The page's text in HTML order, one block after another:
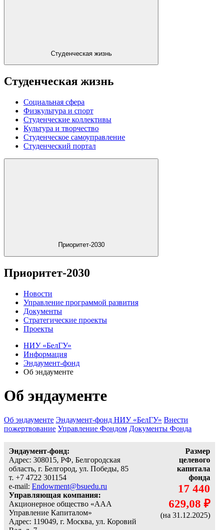
Студенческая жизнь
Студенческая жизнь
Социальная сфера
Физкультура и спорт
Студенческие коллективы
Культура и творчество
Студенческое самоуправление
Студенческий портал
Приоритет-2030
Приоритет-2030
Новости
Управление программой развития
Документы
Стратегические проекты
Проекты
НИУ «БелГУ»
Информация
Эндаумент-фонд
Об эндаументе
Об эндаументе
Об эндаументе Эндаумент-фонд НИУ «БелГУ» Внести
пожертвование Управление Фондом Документы Фонда
Эндаумент-фонд:
Адрес: 308015, РФ, Белгородская
область, г. Белгород, ул. Победы, 85
т. +7 4722 301154
e-mail: Endowment@bsuedu.ru
Управляющая компания:
Акционерное общество «ААА
Управление Капиталом»
Адрес: 119049, г. Москва, ул. Коровий
Размер
целевого
капитала
фонда
17 440
629,08 ₽
(на 31.12.2025)